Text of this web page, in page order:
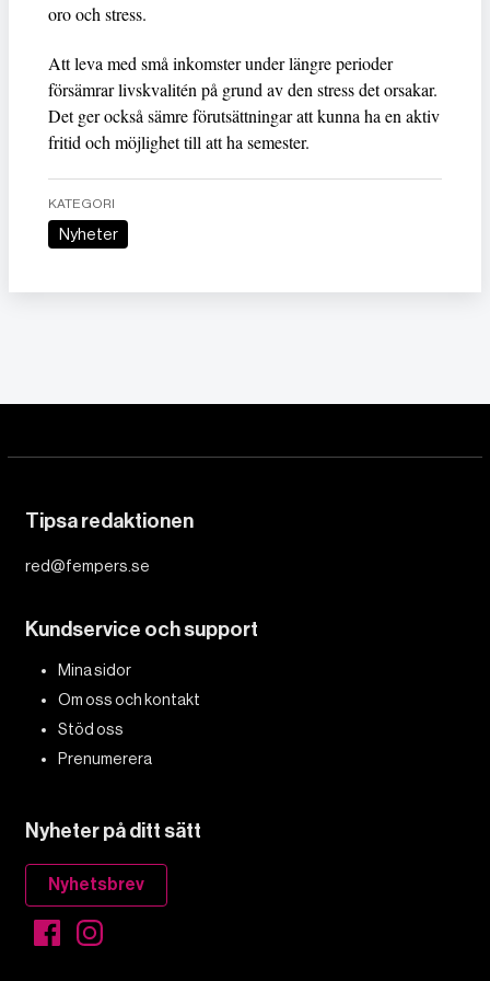
oro och stress.
Att leva med små inkomster under längre perioder
försämrar livskvalitén på grund av den stress det orsakar.
Det ger också sämre förutsättningar att kunna ha en aktiv
fritid och möjlighet till att ha semester.
KATEGORI
Nyheter
mot kvinnor
FEMPERSPODDEN: I årets första podd
dyker vi ner i det ständigt lika aktuella
sexuella och det ekonomiska. Med avstamp
i #metoo, en vecka fri från våld och Lön
hela dagen kan vi konstatera att det
varken saknas kunskap, data eller behov.
Vi efterlyser våldsprevention, ursäkter och